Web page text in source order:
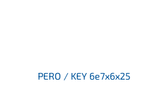
PERO / KEY 6e7x6x25